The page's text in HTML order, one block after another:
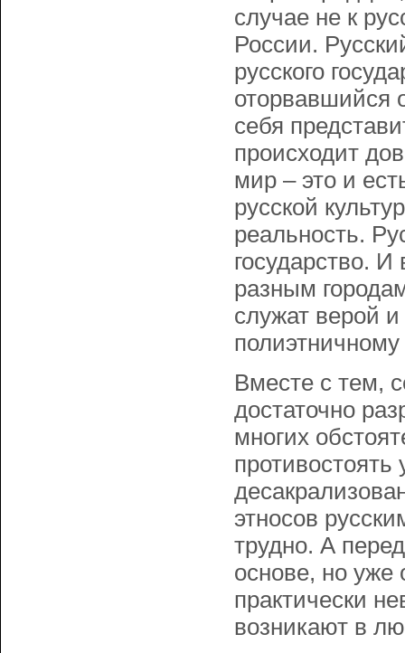
случае не к
России.
русского
оторвавшийся
себя
происходит
мир – это и
русской
реальность.
государство.
разным
служат верой
полиэтничному
Вместе с тем,
достаточно
многих
этносов
трудно. А
основе, но уже
практически
возникают в